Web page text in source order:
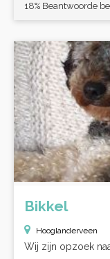
18% Beantwoorde
Bikkel
Hooglanderveen
Wij zijn opzoek